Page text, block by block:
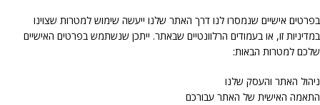
בפרטים אישיים שנמסרו לנו דרך האתר שלנו ייעשה שימוש למטרות שצוינו
במדיניות זו, או בעמודים הרלוונטיים שבאתר. ייתכן שנשתמש בפרטים האישיים
שלכם למטרות הבאות:
ניהול האתר והעסק שלנו
התאמה האישית של האתר עבורכם